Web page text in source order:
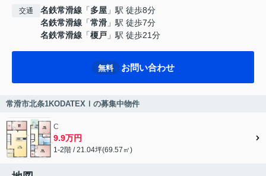
交通 名鉄常滑線 「多屋 」駅 徒歩8分
名鉄常滑線 「常滑 」駅 徒歩7分
名鉄常滑線 「榎戸 」駅 徒歩21分
無料 お問い合わせ
常滑市北条1KODATEXⅠの募集中物件
C
9.9万円
1-2階 / 21.04坪(69.57㎡)